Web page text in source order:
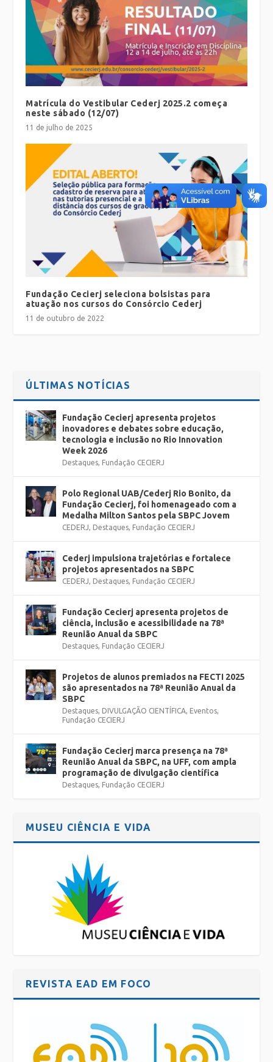
Matrícula do Vestibular Cederj 2025.2 começa
neste sábado (12/07)
11 de julho de 2025
Fundação Cecierj seleciona bolsistas para
atuação nos cursos do Consórcio Cederj
11 de outubro de 2022
ÚLTIMAS NOTÍCIAS
Fundação Cecierj apresenta projetos
inovadores e debates sobre educação,
tecnologia e inclusão no Rio Innovation
Week 2026
Destaques, Fundação CECIERJ
Polo Regional UAB/Cederj Rio Bonito, da
Fundação Cecierj, foi homenageado com a
Medalha Milton Santos pela SBPC Jovem
CEDERJ, Destaques, Fundação CECIERJ
Cederj impulsiona trajetórias e fortalece
projetos apresentados na SBPC
CEDERJ, Destaques, Fundação CECIERJ
Fundação Cecierj apresenta projetos de
ciência, inclusão e acessibilidade na 78ª
Reunião Anual da SBPC
Destaques, Fundação CECIERJ
Projetos de alunos premiados na FECTI 2025
são apresentados na 78ª Reunião Anual da
SBPC
Destaques, DIVULGAÇÃO CIENTÍFICA, Eventos,
Fundação CECIERJ
Fundação Cecierj marca presença na 78ª
Reunião Anual da SBPC, na UFF, com ampla
programação de divulgação científica
Destaques, Fundação CECIERJ
MUSEU CIÊNCIA E VIDA
REVISTA EAD EM FOCO